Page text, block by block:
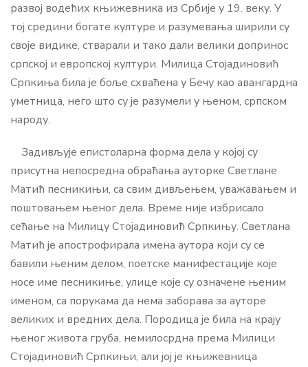
развој водећих књижевника из Србије у 19. веку. У
тој средини богате културе и разумевања ширили су
своје видике, стварали и тако дали велики допринос
српској и европској култури. Милица Стојадиновић
Српкиња била је боље схваћена у Бечу као авангардна
уметница, него што су је разумели у њеном, српском
народу.
Задивљује епистоларна форма дела у којој су
присутна непосредна обраћања ауторке Светлане
Матић песникињи, са свим дивљењем, уважавањем и
поштовањем њеног дела. Време није избрисало
сећање на Милицу Стојадиновић Српкињу. Светлана
Матић је апострофирала имена аутора који су се
бавили њеним делом, поетске манифестације које
носе име песникиње, улице које су означене њеним
именом, са порукама да нема заборава за ауторе
великих и вредних дела. Породица је била на крају
њеног живота груба, немилосрдна према Милици
Стојадиновић Српкињи, али јој је књижевница